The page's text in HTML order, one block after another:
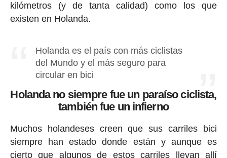
kilómetros (y de tanta calidad) como los que
existen en Holanda.
Holanda es el país con más ciclistas
del Mundo y el más seguro para
circular en bici
Holanda no siempre fue un paraíso ciclista,
también fue un infierno
Muchos holandeses creen que sus carriles bici
siempre han estado donde están y aunque es
cierto que algunos de estos carriles llevan allí